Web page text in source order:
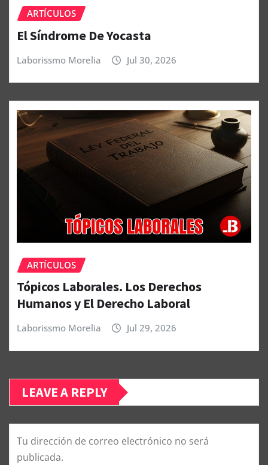
ARTÍCULOS
El Síndrome De Yocasta
Laborissmo Morelia Jul 30, 2026
ARTÍCULOS
Tópicos Laborales. Los Derechos
Humanos y El Derecho Laboral
Laborissmo Morelia Jul 29, 2026
LEAVE A REPLY
Tu dirección de correo electrónico no será
publicada.